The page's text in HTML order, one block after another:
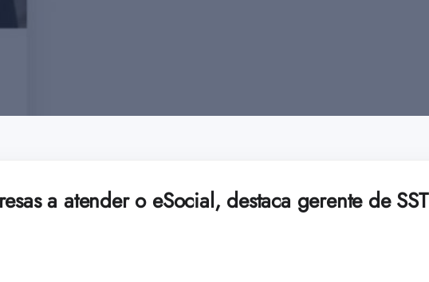
a atender o eSocial, destaca gerente de SST